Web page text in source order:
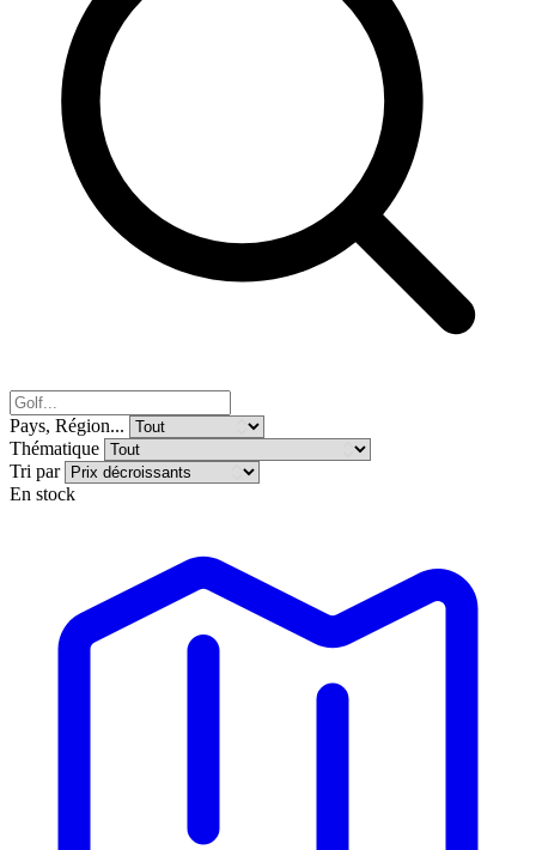
Pays, Région...
Thématique
Tri par
En stock